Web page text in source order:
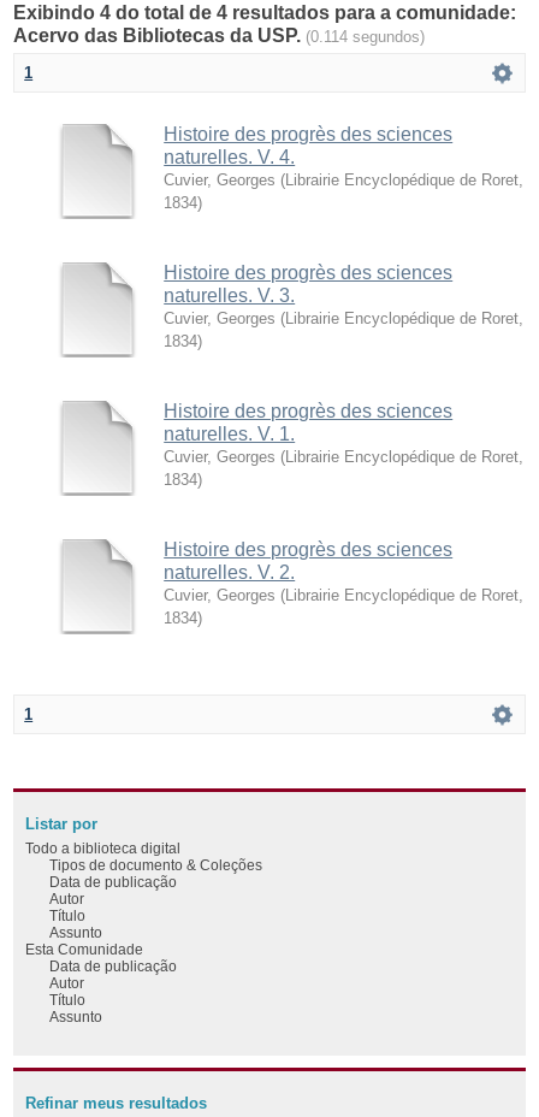
Exibindo 4 do total de 4 resultados para a comunidade:
Acervo das Bibliotecas da USP. (0.114 segundos)
1
Histoire des progrès des sciences
naturelles. V. 4.
Cuvier, Georges ( Librairie Encyclopédique de Roret
1834)
Histoire des progrès des sciences
naturelles. V. 3.
Cuvier, Georges ( Librairie Encyclopédique de Roret
1834)
Histoire des progrès des sciences
naturelles. V. 1.
Cuvier, Georges ( Librairie Encyclopédique de Roret
1834)
Histoire des progrès des sciences
naturelles. V. 2.
Cuvier, Georges ( Librairie Encyclopédique de Roret
1834)
1
Listar por
Todo a biblioteca digital
Tipos de documento & Coleções
Data de publicação
Autor
Título
Assunto
Esta Comunidade
Data de publicação
Autor
Título
Assunto
Refinar meus resultados